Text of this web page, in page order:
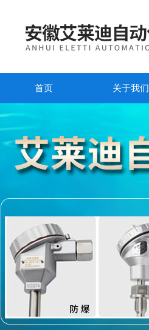
首页 关于我们